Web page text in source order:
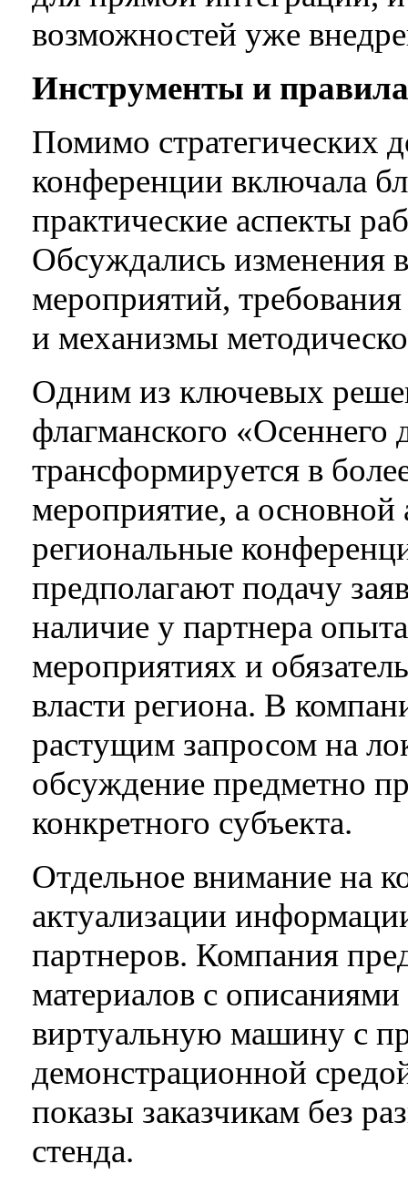
возможностей уже
Инструменты и
Помимо стратегических
конференции включала
практические аспекты
Обсуждались изменения
мероприятий,
и механизмы
Одним из ключевых
флагманского «Осеннего
трансформируется в
мероприятие, а основной
региональные
предполагают подачу
наличие у партнера
мероприятиях и
власти региона. В
растущим запросом на
обсуждение предметно
конкретного субъекта.
Отдельное внимание на
актуализации
партнеров. Компания
материалов с
виртуальную машину с
демонстрационной
показы заказчикам без
стенда.